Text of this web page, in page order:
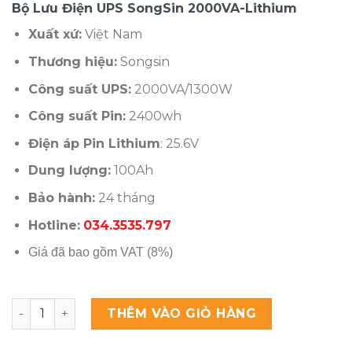
Bộ Lưu Điện UPS SongSin 2000VA-Lithium
Xuất xứ:Việt Nam
Thương hiệu:Songsin
Công suất UPS:2000VA/1300W
Công suất Pin:2400wh
Điện áp Pin Lithium: 25.6V
Dung lượng:100Ah
Bảo hành:24 tháng
Hotline: 034.3535.797
Giá đã bao gồm VAT (8%)
Bộ Lưu Điện UPS SongSin 2000VA-Lithium số lượng
THÊM VÀO GIỎ HÀNG